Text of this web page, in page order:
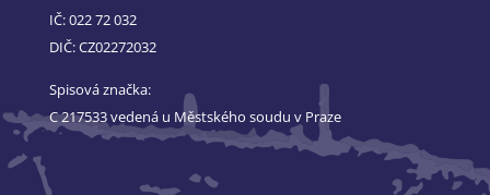
IČ: 022 72 032
DIČ: CZ02272032
Spisová značka:
C 217533 vedená u Městského soudu v Praze